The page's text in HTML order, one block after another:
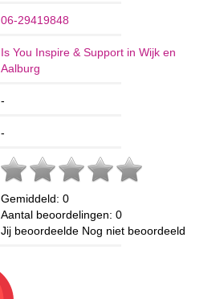
06-29419848
Is You Inspire & Support in Wijk en
Aalburg
-
-
Gemiddeld: 0
Aantal beoordelingen: 0
Jij beoordeelde Nog niet beoordeeld